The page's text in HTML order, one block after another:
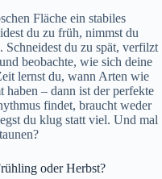
Fläche ein stabiles
du zu früh, nimmst du
Schneidest du zu spät, verfilzt
beobachte, wie sich deine
lernst du, wann Arten wie
haben – dann ist der perfekte
findet, braucht weder
du klug statt viel. Und mal
oder Herbst?